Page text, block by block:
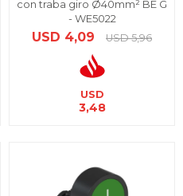
con traba giro Ø40mm² BE G
- WE5022
USD 4,09 USD 5,96
USD
3,48